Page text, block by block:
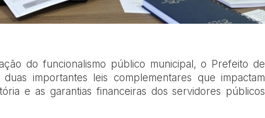
do funcionalismo público municipal, o Prefeito de
importantes leis complementares que impactam
e as garantias financeiras dos servidores públicos